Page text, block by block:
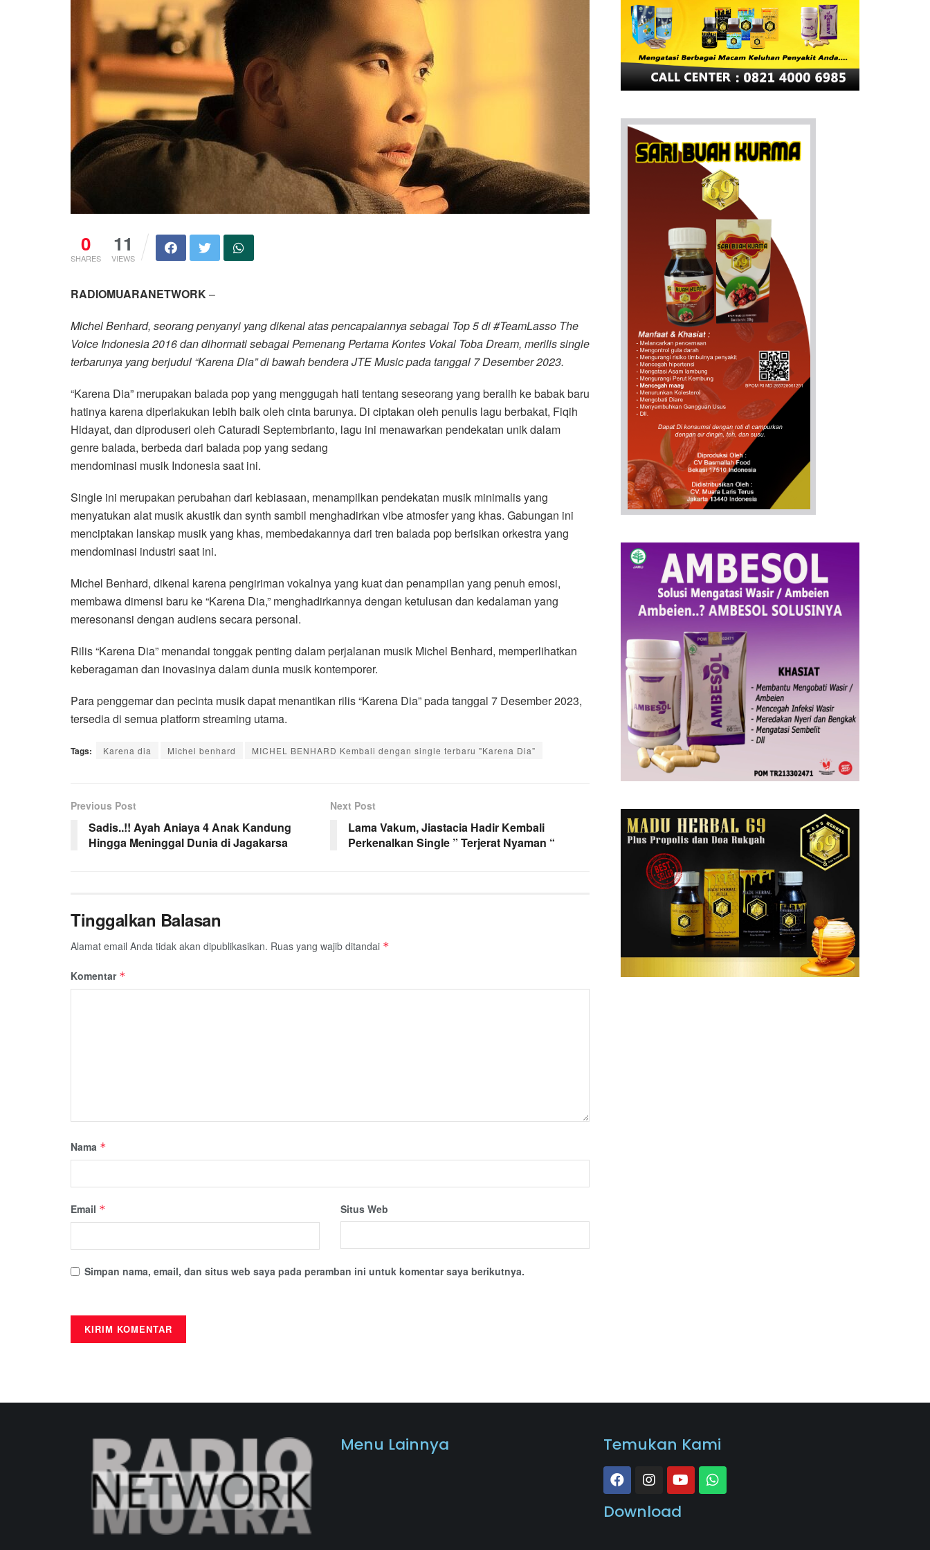
0
SHARES
11
VIEWS
RADIOMUARANETWORK–
Michel Benhard, seorang penyanyi yang dikenal atas pencapaiannya sebagai Top 5 di #TeamLasso The
Voice Indonesia 2016 dan dihormati sebagai Pemenang Pertama Kontes Vokal Toba Dream, merilis single
terbarunya yang berjudul “Karena Dia” di bawah bendera JTE Music pada tanggal 7 Desember 2023.
“Karena Dia” merupakan balada pop yang menggugah hati tentang seseorang yang beralih ke babak baru
hatinya karena diperlakukan lebih baik oleh cinta barunya. Di ciptakan oleh penulis lagu berbakat, Fiqih
Hidayat, dan diproduseri oleh Caturadi Septembrianto, lagu ini menawarkan pendekatan unik dalam
genre balada, berbeda dari balada pop yang sedang
mendominasi musik Indonesia saat ini.
Single ini merupakan perubahan dari kebiasaan, menampilkan pendekatan musik minimalis yang
menyatukan alat musik akustik dan synth sambil menghadirkan vibe atmosfer yang khas. Gabungan ini
menciptakan lanskap musik yang khas, membedakannya dari tren balada pop berisikan orkestra yang
mendominasi industri saat ini.
Michel Benhard, dikenal karena pengiriman vokalnya yang kuat dan penampilan yang penuh emosi,
membawa dimensi baru ke “Karena Dia,” menghadirkannya dengan ketulusan dan kedalaman yang
meresonansi dengan audiens secara personal.
Rilis “Karena Dia” menandai tonggak penting dalam perjalanan musik Michel Benhard, memperlihatkan
keberagaman dan inovasinya dalam dunia musik kontemporer.
Para penggemar dan pecinta musik dapat menantikan rilis “Karena Dia” pada tanggal 7 Desember 2023,
tersedia di semua platform streaming utama.
Tags: Karena dia Michel benhard MICHEL BENHARD Kembali dengan single terbaru "Karena Dia”
Previous Post
Sadis..!! Ayah Aniaya 4 Anak Kandung
Hingga Meninggal Dunia di Jagakarsa
Next Post
Lama Vakum, Jiastacia Hadir Kembali
Perkenalkan Single ” Terjerat Nyaman “
Tinggalkan Balasan
Alamat email Anda tidak akan dipublikasikan. Ruas yang wajib ditandai *
Komentar *
Nama *
Email * Situs Web
Simpan nama, email, dan situs web saya pada peramban ini untuk komentar saya berikutnya.
Menu Lainnya Temukan Kami
Download